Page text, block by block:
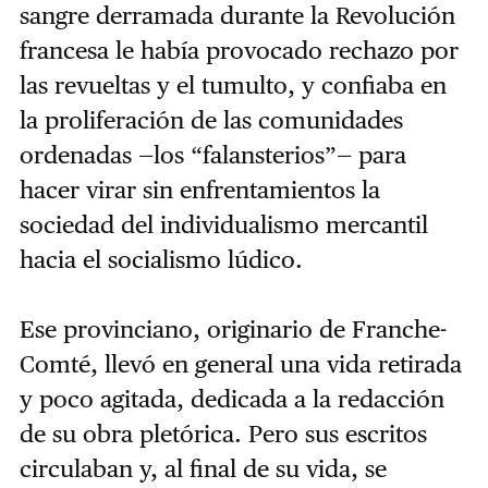
sangre derramada durante la Revolución
francesa le había provocado rechazo por
las revueltas y el tumulto, y confiaba en
la proliferación de las comunidades
ordenadas —los “falansterios”— para
hacer virar sin enfrentamientos la
sociedad del individualismo mercantil
hacia el socialismo lúdico.
Ese provinciano, originario de Franche-
Comté, llevó en general una vida retirada
y poco agitada, dedicada a la redacción
de su obra pletórica. Pero sus escritos
circulaban y, al final de su vida, se